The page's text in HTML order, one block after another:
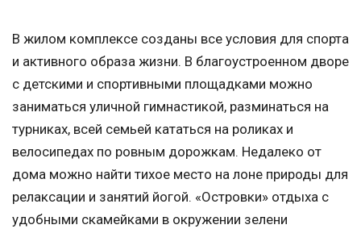
В жилом комплексе созданы все условия для спорта
и активного образа жизни. В благоустроенном дворе
с детскими и спортивными площадками можно
заниматься уличной гимнастикой, разминаться на
турниках, всей семьей кататься на роликах и
велосипедах по ровным дорожкам. Недалеко от
дома можно найти тихое место на лоне природы для
релаксации и занятий йогой. «Островки» отдыха с
удобными скамейками в окружении зелени